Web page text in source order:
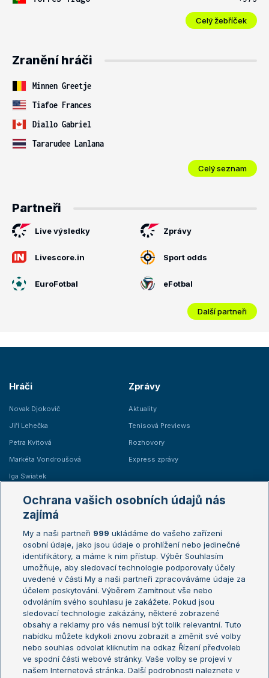
Celý žebříček
Zranění hráči
Minnen Greetje
Tiafoe Frances
Diallo Gabriel
Tararudee Lanlana
Celý seznam
Partneři
Live výsledky Zprávy
Livescore.in Sport odds
EuroFotbal eFotbal
Další partneři
Hráči
Novak Djokovič
Jiří Lehečka
Petra Kvitová
Markéta Vondroušová
Iga Swiatek
Zprávy
Aktuality
Tenisová Previews
Rozhovory
Express zprávy
Žebříčky
Žebříček ATP (muži)
Žebříček WTA (ženy)
Sázkařský žebříček
Australian Open
French Open
Wimbledon
US Open
Turnaj mistrů
Turnaj mistryň
Aktualní trendy
Fotbalové přestupy
Livesport Daily
Ochrana vašich osobních údajů nás
zajímá
My a naši partneři 999 ukládáme do vašeho zařízení
osobní údaje, jako jsou údaje o prohlížení nebo jedinečné
identifikátory, a máme k nim přístup. Výběr Souhlasím
umožňuje, aby sledovací technologie podporovaly účely
uvedené v části My a naši partneři zpracováváme údaje za
účelem poskytování. Výběrem Zamítnout vše nebo
odvoláním svého souhlasu je zakážete. Pokud jsou
sledovací technologie zakázány, některé zobrazené
obsahy a reklamy pro vás nemusí být tolik relevantní. Tuto
nabídku můžete kdykoli znovu zobrazit a změnit své volby
nebo souhlas odvolat kliknutím na odkaz Řízení předvoleb
ve spodní části webové stránky. Vaše volby se projeví v
našem Internetová stránka. Další podrobnosti naleznete v